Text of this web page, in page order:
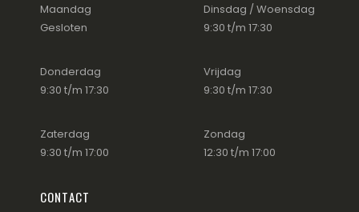
Maandag
Gesloten
Dinsdag / Woensdag
9:30 t/m 17:30
Donderdag
9:30 t/m 17:30
Vrijdag
9:30 t/m 17:30
Zaterdag
9:30 t/m 17:00
Zondag
12:30 t/m 17:00
CONTACT